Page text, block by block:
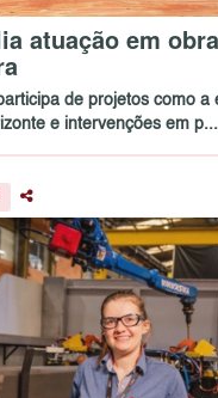
atuação em
de projetos como a
e intervenções em p...